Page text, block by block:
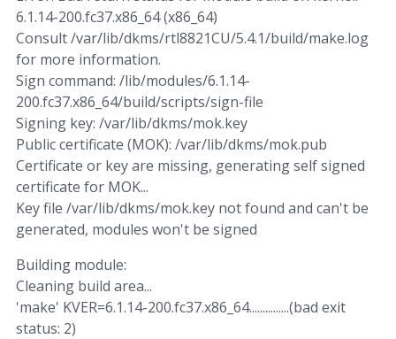
6.1.14-200.fc37.x86_64 (x86_64)
Consult /var/lib/dkms/rtl8821CU/5.4.1/build/make.log
for more information.
Sign command: /lib/modules/6.1.14-
200.fc37.x86_64/build/scripts/sign-file
Signing key: /var/lib/dkms/mok.key
Public certificate (MOK): /var/lib/dkms/mok.pub
Certificate or key are missing, generating self signed
certificate for MOK...
Key file /var/lib/dkms/mok.key not found and can't be
generated, modules won't be signed
Building module:
Cleaning build area...
'make' KVER=6.1.14-200.fc37.x86_64...............(bad exit
status: 2)